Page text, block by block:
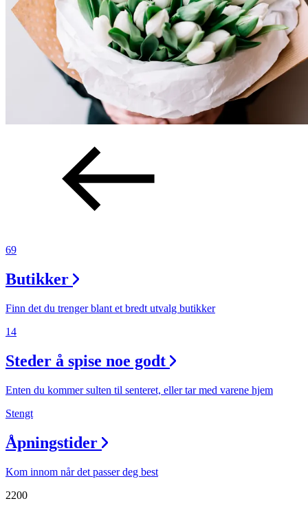
69
Butikker
Finn det du trenger blant et bredt utvalg butikker
14
Steder å spise noe godt
Enten du kommer sulten til senteret, eller tar med varene hjem
Stengt
Åpningstider
Kom innom når det passer deg best
2200